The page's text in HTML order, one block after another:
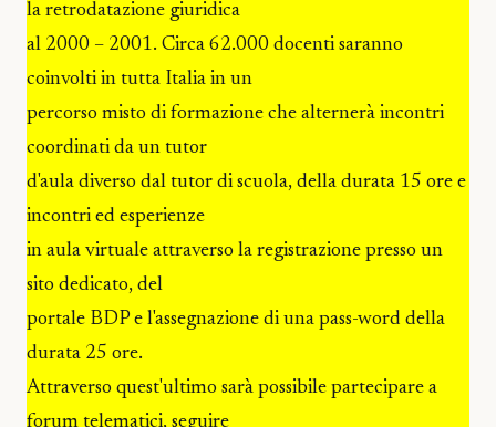
la retrodatazione giuridica
al 2000 – 2001. Circa 62.000 docenti saranno
coinvolti in tutta Italia in un
percorso misto di formazione che alternerà incontri
coordinati da un tutor
d'aula diverso dal tutor di scuola, della durata 15 ore e
incontri ed esperienze
in aula virtuale attraverso la registrazione presso un
sito dedicato, del
portale BDP e l'assegnazione di una pass-word della
durata 25 ore.
Attraverso quest'ultimo sarà possibile partecipare a
forum telematici, seguire